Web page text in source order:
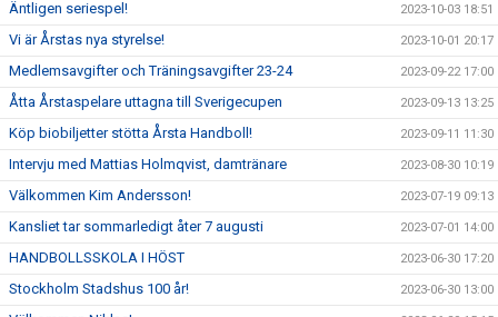
Äntligen seriespel! 2023-10-03 18:51
Vi är Årstas nya styrelse! 2023-10-01 20:17
Medlemsavgifter och Träningsavgifter 23-24 2023-09-22 17:00
Åtta Årstaspelare uttagna till Sverigecupen 2023-09-13 13:25
Köp biobiljetter stötta Årsta Handboll! 2023-09-11 11:30
Intervju med Mattias Holmqvist, damtränare 2023-08-30 10:19
Välkommen Kim Andersson! 2023-07-19 09:13
Kansliet tar sommarledigt åter 7 augusti 2023-07-01 14:00
HANDBOLLSSKOLA I HÖST 2023-06-30 17:20
Stockholm Stadshus 100 år! 2023-06-30 13:00